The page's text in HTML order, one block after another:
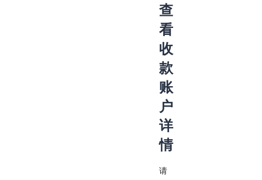
查
看
收
款
账
户
详
情
请